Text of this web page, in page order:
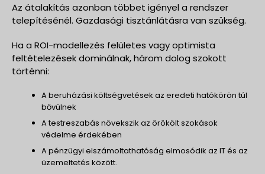
Az átalakítás azonban többet igényel a rendszer
telepítésénél. Gazdasági tisztánlátásra van szükség.
Ha a ROI-modellezés felületes vagy optimista
feltételezések dominálnak, három dolog szokott
történni:
A beruházási költségvetések az eredeti hatókörön túl
bővülnek
A testreszabás növekszik az örökölt szokások
védelme érdekében
A pénzügyi elszámoltathatóság elmosódik az IT és az
üzemeltetés között.